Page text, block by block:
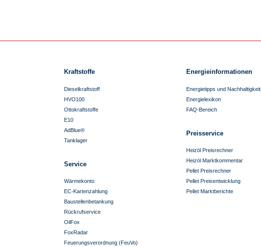
Kraftstoffe
Dieselkraftstoff
HVO100
Ottokraftstoffe
E10
AdBlue®
Tanklager
Service
Wärmekonto
EC-Kartenzahlung
Baustellenbetankung
Rückrufservice
OilFox
FoxRadar
Feuerungsverordnung (FeuVo)
Energieinformationen
Energietipps und Nachhaltigkeit
Energielexikon
FAQ-Bereich
Preisservice
Heizöl Preisrechner
Heizöl Marktkommentar
Pellet Preisrechner
Pellet Preisentwicklung
Pellet Marktberichte